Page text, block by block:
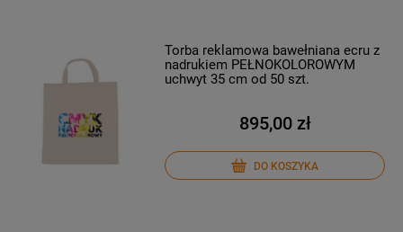
Torba reklamowa bawełniana ecru z
nadrukiem PEŁNOKOLOROWYM
uchwyt 35 cm od 50 szt.
895,00 zł
DO KOSZYKA